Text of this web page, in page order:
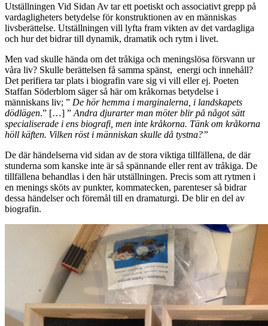
Utställningen Vid Sidan Av tar ett poetiskt och associativt grepp på
vardagligheters betydelse för konstruktionen av en människas
livsberättelse. Utställningen vill lyfta fram vikten av det vardagliga
och hur det bidrar till dynamik, dramatik och rytm i livet.
Men vad skulle hända om det tråkiga och meningslösa försvann ur
våra liv? Skulle berättelsen få samma spänst, energi och innehåll?
Det perifiera tar plats i biografin vare sig vi vill eller ej. Poeten
Staffan Söderblom säger så här om kråkornas betydelse i
människans liv; ” De hör hemma i marginalerna, i landskapets
dödlägen.” […] ” Andra djurarter man möter blir på något sätt
specialiserade i ens biografi, men inte kråkorna. Tänk om kråkorna
höll käften. Vilken röst i människan skulle då tystna?”
De där händelserna vid sidan av de stora viktiga tillfällena, de där
stunderna som kanske inte är så spännande eller rent av tråkiga. De
tillfällena behandlas i den här utställningen. Precis som att rytmen i
en menings sköts av punkter, kommatecken, parenteser så bidrar
dessa händelser och föremål till en dramaturgi. De blir en del av
biografin.